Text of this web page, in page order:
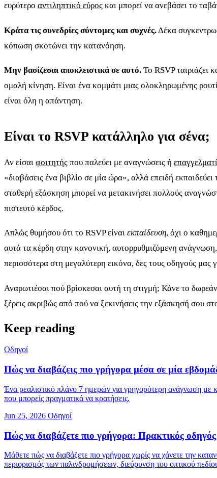
ευρύτερο αντιληπτικό εύρος και μπορεί να ανεβάσει το
Κράτα τις συνεδρίες σύντομες και συχνές. Δέκα
κόπωση σκοτώνει την κατανόηση.
Μην βασίζεσαι αποκλειστικά σε αυτό. Το RSVP ταιριάζει
ομαλή κίνηση. Είναι ένα κομμάτι μιας ολοκληρωμένης
είναι όλη η απάντηση.
Είναι το RSVP κατάλληλο για σένα;
Αν είσαι φοιτητής που παλεύει με αναγνώσεις ή
«διαβάσεις ένα βιβλίο σε μία ώρα», αλλά επειδή
σταθερή εξάσκηση μπορεί να μετακινήσει πολλούς
πιστευτό κέρδος.
Απλώς θυμήσου ότι το RSVP είναι εκπαίδευση, όχι ο
αυτά τα κέρδη στην κανονική, αυτορρυθμιζόμενη
περισσότερα στη μεγαλύτερη εικόνα, δες τους οδηγούς μας
Αναρωτιέσαι πού βρίσκεσαι αυτή τη στιγμή; Κάνε το δωρεάν
ξέρεις ακριβώς από πού να ξεκινήσεις την εξάσκησή σου
Keep reading
Οδηγοί
Πώς να διαβάζεις πιο γρήγορα μέσα σε μία
Ένα ρεαλιστικό πλάνο 7 ημερών για γρηγορότερη ανάγνωση με
που μπορείς πραγματικά να κρατήσεις.
Jun 25, 2026 Οδηγοί
Πώς να διαβάζετε πιο γρήγορα: Πρακτικός
Μάθετε πώς να διαβάζετε πιο γρήγορα χωρίς να χάνετε την
περιορισμός των παλινδρομήσεων, διεύρυνση του οπτικού